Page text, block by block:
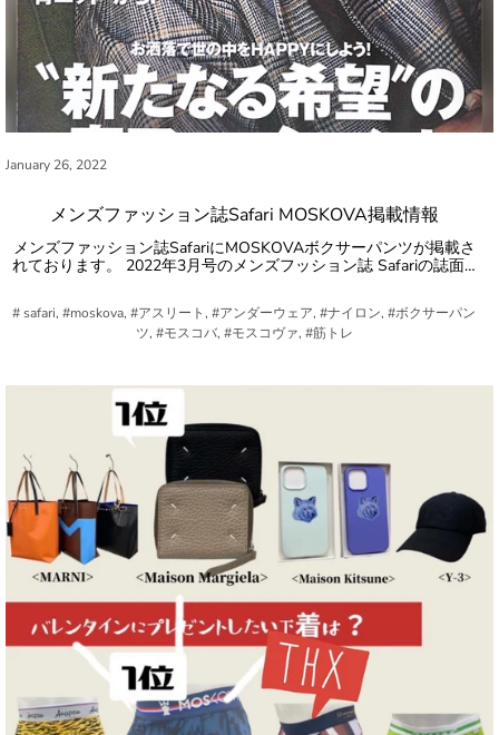
January 26, 2022
メンズファッション誌Safari MOSKOVA掲載情報
メンズファッション誌SafariにMOSKOVAボクサーパンツが掲載さ
れております。 2022年3月号のメンズフッション誌 Safariの誌面…
# safari, #moskova, #アスリート, #アンダーウェア, #ナイロン, #ボクサーパン
ツ, #モスコバ, #モスコヴァ, #筋トレ